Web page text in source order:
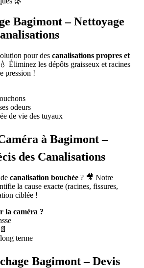
Bagimont – Nettoyage
pour des canalisations propres et
Éliminez les dépôts graisseux et racines
pression !
odeurs
de vie des tuyaux
à Bagimont –
des Canalisations
canalisation bouchée ? 🎥 Notre
la cause exacte (racines, fissures,
ciblée !
la caméra ?
terme
Bagimont – Devis